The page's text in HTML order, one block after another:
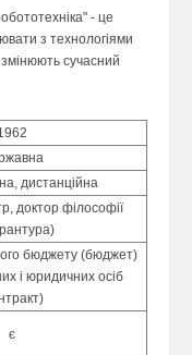
- це
з технологіями
сучасний
дистанційна
доктор філософії
бюджету (бюджет)
і юридичних осіб
є